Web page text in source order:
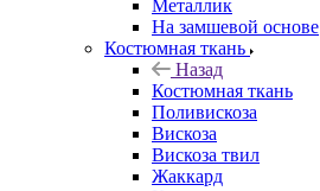
Металлик
На замшевой основе
Костюмная ткань
Назад
Костюмная ткань
Поливискоза
Вискоза
Вискоза твил
Жаккард